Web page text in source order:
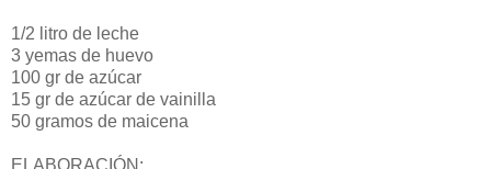
1/2 litro de leche
3 yemas de huevo
100 gr de azúcar
15 gr de azúcar de vainilla
50 gramos de maicena
ELABORACIÓN: